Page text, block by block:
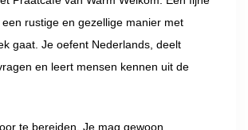
rustige en gezellige manier met
gaat. Je oefent Nederlands, deelt
en leert mensen kennen uit de
te bereiden. Je mag gewoon